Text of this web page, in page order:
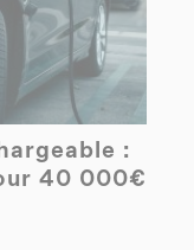
:
40 000€